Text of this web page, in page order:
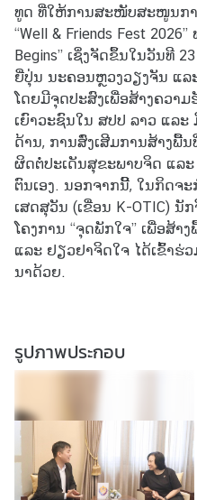
บ
ริ
ก
า
ร
ต
ร
ว
จ
ล
ง
ต
V
ທູດ ທີ່ໃຫ້ການສະໜັບສະໜູນກາ
“Well & Friends Fest
Begins” ເຊິ່ງຈັດຂຶ້ນໃນວັນທີ
ຍີ່ປຸ່ນ ນະຄອນຫຼວງວຽງຈັນ ແລ
ໂດຍມີຈຸດປະສົງເພື່ອສ້າງຄວາ
ເຍົາວະຊົນໃນ ສປປ ລາວ ແລ
ດ້ານ, ການສົ່ງເສີມການສ້າງພື້
ຜິດຕໍ່ປະເດັນສຸຂະພາບຈິດ ແລະ
ຕົນເອງ. ນອກຈາກນີ້ີ, ໃນກິດຈ
ເສດສຸວັນ (ເຂື່ອນ K-OTIC) ນັ
ໂຄງການ “ຈຸດພັກໃຈ” ເພື່ອສ້າ
ແລະ ຢຽວຢາຈິດໃຈ ໄດ້ເຂົ້າຮ່
ນາດ້ວຍ.
รูปภาพประกอบ